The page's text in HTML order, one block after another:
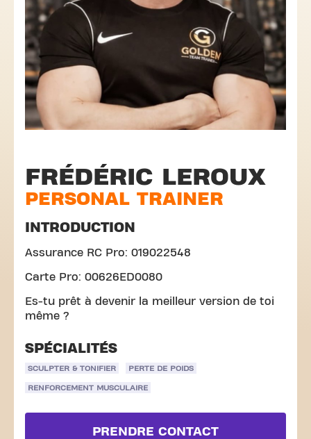
FRÉDÉRIC LEROUX
PERSONAL TRAINER
INTRODUCTION
Assurance RC Pro: 019022548
Carte Pro: 00626ED0080
Es-tu prêt à devenir la meilleur version de toi
même ?
SPÉCIALITÉS
SCULPTER & TONIFIER PERTE DE POIDS
RENFORCEMENT MUSCULAIRE
PRENDRE CONTACT